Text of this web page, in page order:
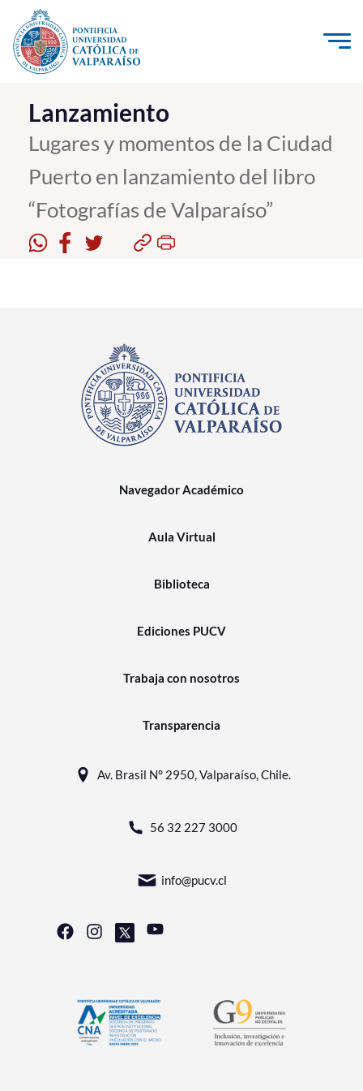
Click acá para ir directamente al contenido
La Universidad
Investigación, Creación e Innovación
PUCV Internacional
Admisión
Formación Continua
Estudiantes
Lanzamiento
Lugares y momentos de la Ciudad
Puerto en lanzamiento del libro
“Fotografías de Valparaíso”
Navegador Académico
Aula Virtual
Biblioteca
Ediciones PUCV
Trabaja con nosotros
Transparencia
Av. Brasil N° 2950, Valparaíso, Chile.
56 32 227 3000
info@pucv.cl